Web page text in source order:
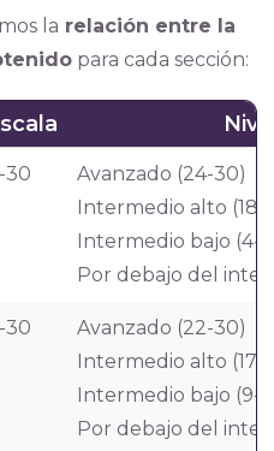
la relación entre la
para cada sección:
30
Avanzado (24-30)
Intermedio alto (18-
Intermedio bajo (4-
Por debajo del
30
Avanzado (22-30)
Intermedio alto (17-
Intermedio bajo (9-
Por debajo del